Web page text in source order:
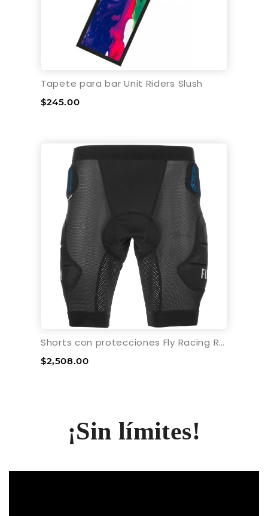
Tapete para bar Unit Riders Slush
$245.00
Shorts con protecciones Fly Racing Revel
$2,508.00
¡Sin límites!